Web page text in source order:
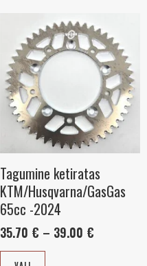
Tagumine ketiratas
KTM/Husqvarna/GasGas
65cc -2024
35.70 € – 39.00 €
35.70 €
kuni
39.00 €
Sellel
tootel
on
Valikuid
saab
teha
tootelehel.